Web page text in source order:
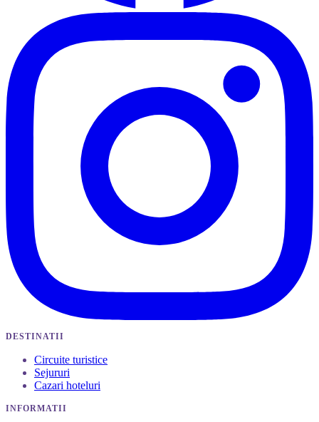
DESTINATII
Circuite turistice
Sejururi
Cazari hoteluri
INFORMATII